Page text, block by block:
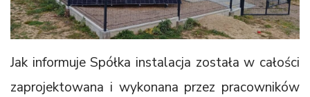
Jak informuje Spółka instalacja została w całości
zaprojektowana i wykonana przez pracowników